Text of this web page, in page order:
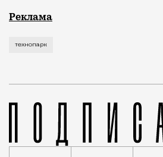
Рекламные кампании техники
Реклама
технопарк